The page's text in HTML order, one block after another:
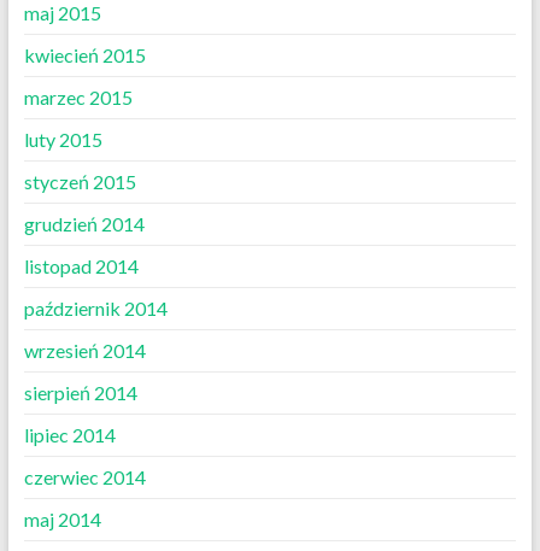
maj 2015
kwiecień 2015
marzec 2015
luty 2015
styczeń 2015
grudzień 2014
listopad 2014
październik 2014
wrzesień 2014
sierpień 2014
lipiec 2014
czerwiec 2014
maj 2014